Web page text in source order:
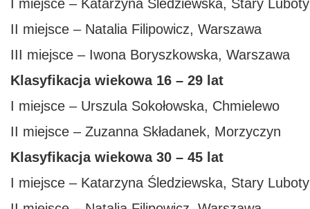
I miejsce – Katarzyna Śledziewska, Stary
II miejsce – Natalia Filipowicz, Warszawa
III miejsce – Iwona Boryszkowska, Warszawa
Klasyfikacja wiekowa 16 – 29 lat
I miejsce – Urszula Sokołowska, Chmielewo
II miejsce – Zuzanna Składanek, Morzyczyn
Klasyfikacja wiekowa 30 – 45 lat
I miejsce – Katarzyna Śledziewska, Stary